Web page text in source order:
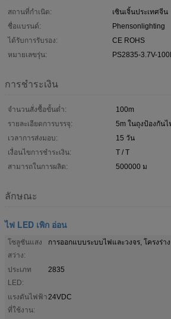
สถานที่กำเนิด:
เซินเจิ้นประเทศจีน
ชื่อแบรนด์:
Phensonlighting
ได้รับการรับรอง:
CE ROHS
หมายเลขรุ่น:
PS2835-3.7V-
การชำระเงิน
จำนวนสั่งซื้อขั้นต่ำ:
100m
รายละเอียดการบรรจุ:
5m ในถุงป้องกัน
เวลาการส่งมอบ:
15 วัน
เงื่อนไขการชำระเงิน:
T / T
สามารถในการผลิต:
500000 ม
ลักษณะ
ไฟ LED เพิก อ่อน
โซลูชันแสง
สว่าง:
การออกแบบระบบไฟและวงจร, โครงร่า
ประเภท
LED:
2835
แรงดันไฟฟ้า
ที่ใช้งาน:
24VDC